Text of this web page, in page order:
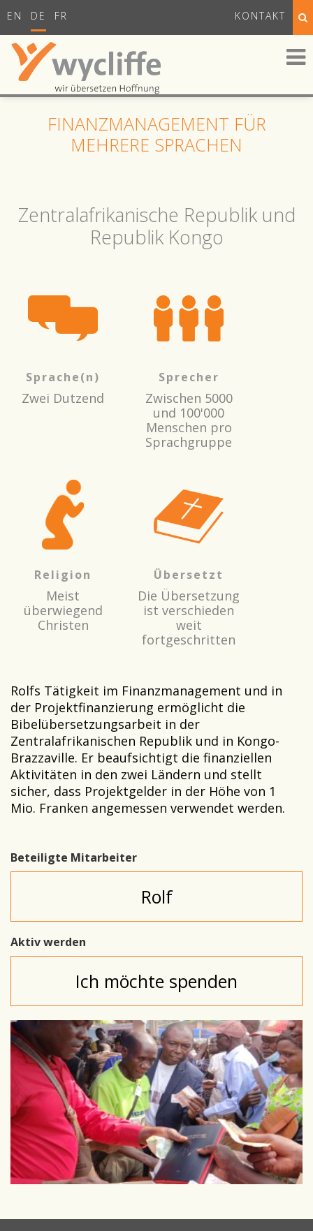
EN DE FR KONTAKT
FINANZMANAGEMENT FÜR
MEHRERE SPRACHEN
Zentralafrikanische Republik und
Republik Kongo
Sprache(n)
Zwei Dutzend
Sprecher
Zwischen 5000
und 100'000
Menschen pro
Sprachgruppe
Religion
Meist
überwiegend
Christen
Übersetzt
Die Übersetzung
ist verschieden
weit
fortgeschritten
Rolfs Tätigkeit im Finanzmanagement und in
der Projektfinanzierung ermöglicht die
Bibelübersetzungsarbeit in der
Zentralafrikanischen Republik und in Kongo-
Brazzaville. Er beaufsichtigt die finanziellen
Aktivitäten in den zwei Ländern und stellt
sicher, dass Projektgelder in der Höhe von 1
Mio. Franken angemessen verwendet werden.
Beteiligte Mitarbeiter
Rolf
Aktiv werden
Ich möchte spenden